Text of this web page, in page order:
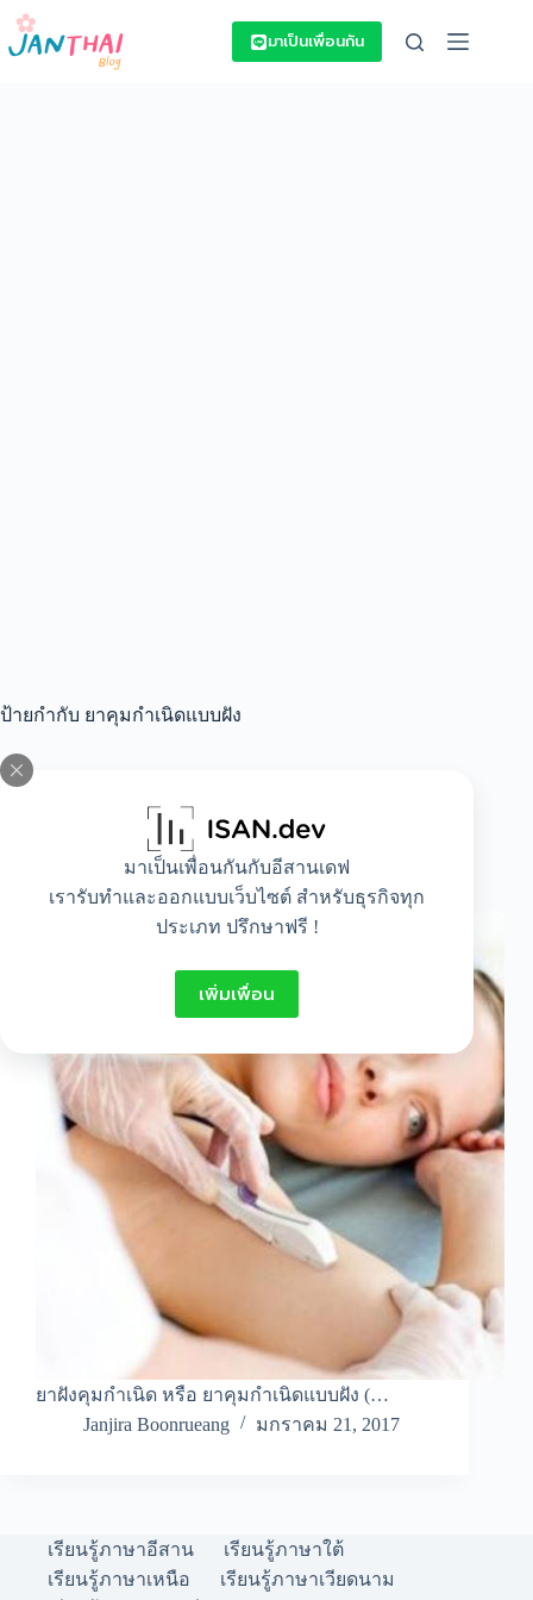
Skip
content
มาเป็นเพื่อนกันกับอีสานเดฟ
เรารับทำและออกแบบเว็บไซต์ สำหรับธุรกิจทุก
ประเภท ปรึกษาฟรี !
เพิ่มเพื่อน
มาเป็นเพื่อนกัน
ป้ายกำกับ ยาคุมกำเนิดแบบฝัง
Healthy
การฝังยาคุมกำเนิด
ยาฝังคุมกำเนิด หรือ ยาคุมกำเนิดแบบฝัง (…
Janjira Boonrueang
มกราคม 21, 2017
เรียนรู้ภาษาอีสาน
เรียนรู้ภาษาใต้
เรียนรู้ภาษาเหนือ
เรียนรู้ภาษาเวียดนาม